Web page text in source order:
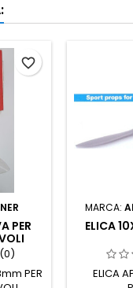
PER
(0)
PER
favorite_border
MARCA:
ELICA
ELICA